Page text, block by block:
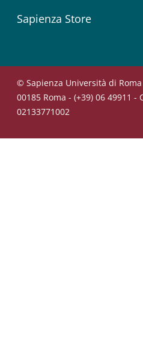
Sapienza Store
© Sapienza Università di
00185 Roma - (+39) 06 49911 -
02133771002